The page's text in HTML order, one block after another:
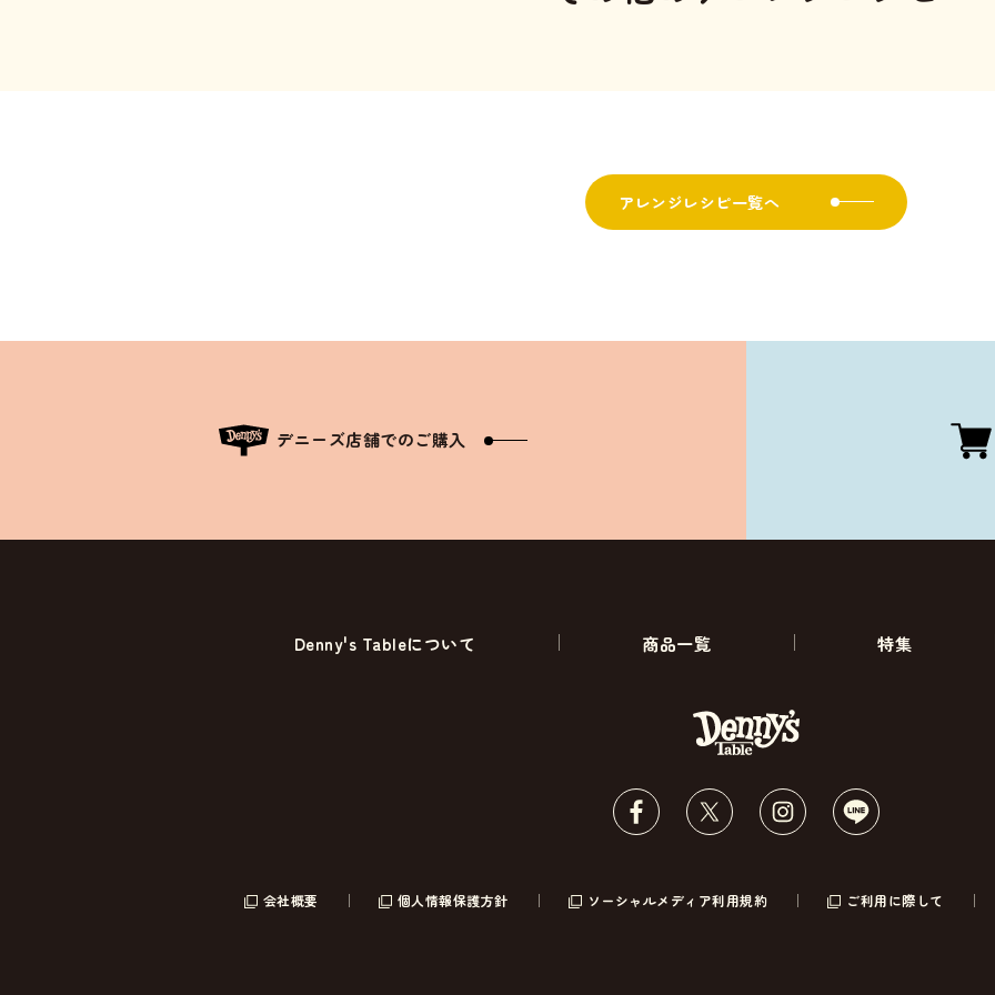
アレンジレシピ一覧へ
デニーズ店舗でのご購入
Denny's Tableについて 商品一覧 特集
会社概要 個人情報保護方針 ソーシャルメディア利用規約 ご利用に際して